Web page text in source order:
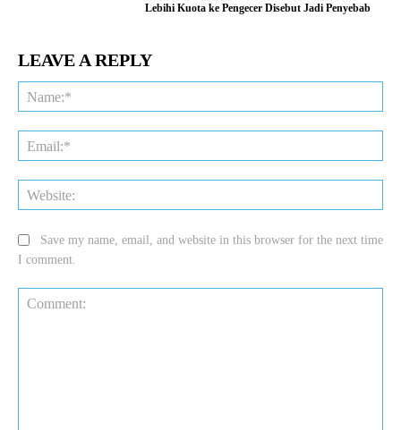
Lebihi Kuota ke Pengecer Disebut Jadi Penyebab
LEAVE A REPLY
Save my name, email, and website in this browser for the next time
I comment.